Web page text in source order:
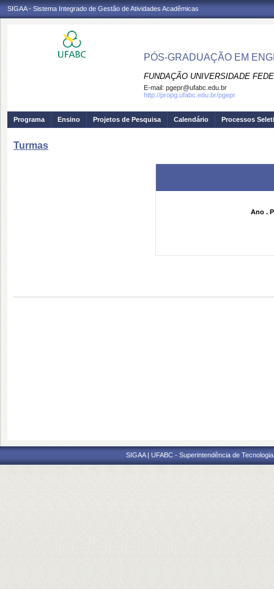
SIGAA - Sistema Integrado de Gestão de Atividades Acadêmicas
PÓS-GRADUAÇÃO EM
FUNDAÇÃO UNIVERSIDADE
E-mail: pgepr@ufabc.edu.br
http://propg.ufabc.edu.br/pgepr
Programa Ensino Projetos de Pesquisa Calendário Processos
Turmas
Ano .
SIGAA | UFABC - Superintendência de